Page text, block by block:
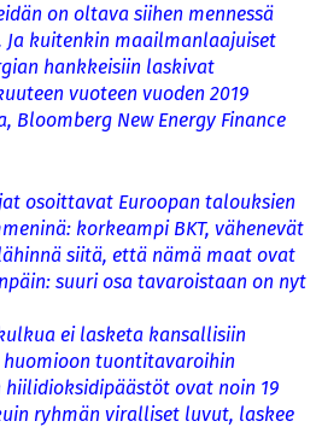
on oltava siihen mennessä
kuitenkin maailmanlaajuiset
hankkeisiin laskivat
vuoteen vuoden 2019
Bloomberg New Energy Finance
osoittavat Euroopan talouksien
korkeampi BKT, vähenevät
siitä, että nämä maat ovat
suuri osa tavaroistaan on nyt
ei lasketa kansallisiin
tuontitavaroihin
ovat noin 19
ryhmän viralliset luvut, laskee